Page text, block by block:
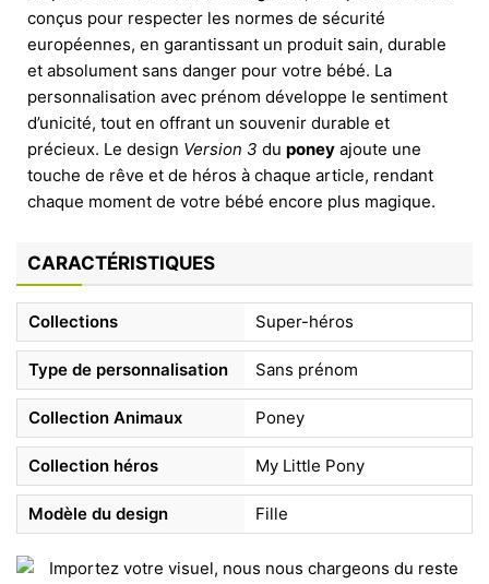
conçus pour respecter les normes de sécurité
européennes, en garantissant un produit sain, durable
et absolument sans danger pour votre bébé. La
personnalisation avec prénom développe le sentiment
d’unicité, tout en offrant un souvenir durable et
précieux. Le design Version 3 du poney ajoute une
touche de rêve et de héros à chaque article, rendant
chaque moment de votre bébé encore plus magique.
CARACTÉRISTIQUES
Collections Super-héros
Type de personnalisation Sans prénom
Collection Animaux Poney
Collection héros My Little Pony
Modèle du design Fille